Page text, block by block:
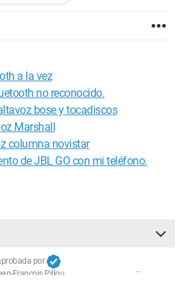
a la vez
no reconocido.
bose y tocadiscos
Marshall
columna novistar
de JBL GO con mi teléfono.
por
François Pillou